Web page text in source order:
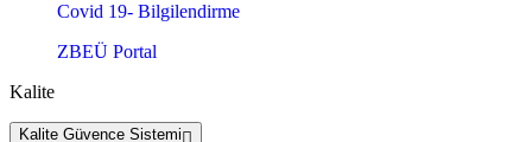
Covid 19- Bilgilendirme
ZBEÜ Portal
Kalite
Kalite Güvence Sistemi